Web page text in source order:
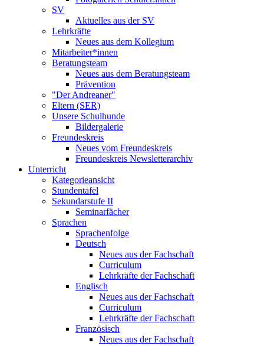
SV
Aktuelles aus der SV
Lehrkräfte
Neues aus dem Kollegium
Mitarbeiter*innen
Beratungsteam
Neues aus dem Beratungsteam
Prävention
"Der Andreaner"
Eltern (SER)
Unsere Schulhunde
Bildergalerie
Freundeskreis
Neues vom Freundeskreis
Freundeskreis Newsletterarchiv
Unterricht
Kategorieansicht
Stundentafel
Sekundarstufe II
Seminarfächer
Sprachen
Sprachenfolge
Deutsch
Neues aus der Fachschaft
Curriculum
Lehrkräfte der Fachschaft
Englisch
Neues aus der Fachschaft
Curriculum
Lehrkräfte der Fachschaft
Französisch
Neues aus der Fachschaft